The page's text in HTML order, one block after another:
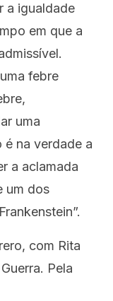
a igualdade
em que a
febre
uma
é na verdade a
a aclamada
um dos
com Rita
Pela